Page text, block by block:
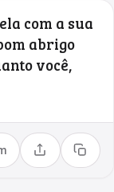
com a sua
abrigo
você,
Compartilhar
Copiar